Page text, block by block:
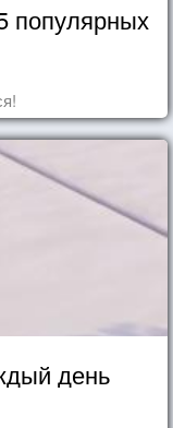
популярных
день